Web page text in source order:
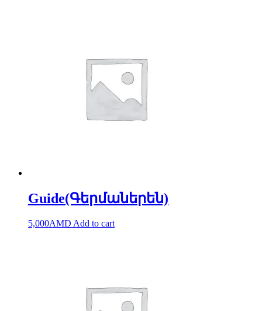
Guide(Գերմաներեն)
5,000AMD Add to cart